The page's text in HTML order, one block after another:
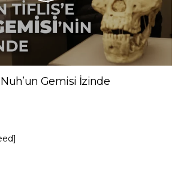
Nuh’un Gemisi İzinde